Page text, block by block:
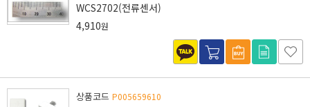
WCS2702(전류센서)
4,910원
상품코드 P005659610